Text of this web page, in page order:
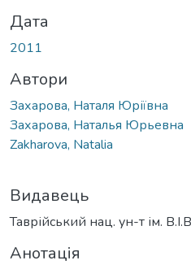
Дата
2011
Автори
Захарова, Наталя Юріївна
Захарова, Наталья Юрьевна
Zakharova, Natalia
Видавець
Таврійський нац. ун-т ім.
Анотація